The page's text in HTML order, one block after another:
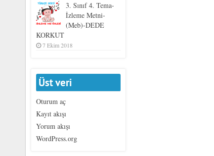
3. Sınıf 4. Tema-
İzleme Metni-
(Meb)-DEDE
KORKUT
7 Ekim 2018
Üst veri
Oturum aç
Kayıt akışı
Yorum akışı
WordPress.org